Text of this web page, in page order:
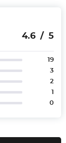
4.6 / 5
19
3
2
1
0